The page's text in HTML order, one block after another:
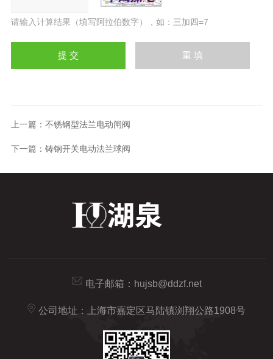
请输入计算结果（填写阿拉伯数字），如：三加四=7
上一篇： 不锈钢型法兰电动闸阀
下一篇： 铸钢开关电动法兰球阀
电子邮箱： hujsb@ddzf.net
公司地址：上海市嘉定区马陆镇浏翔公路1908号